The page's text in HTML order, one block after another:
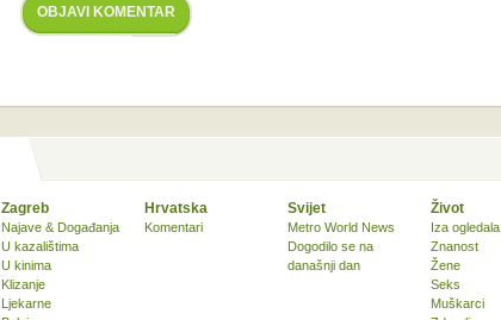
OBJAVI KOMENTAR
Zagreb
Najave & Događanja
U kazalištima
U kinima
Klizanje
Ljekarne
Hrvatska
Komentari
Svijet
Metro World News
Dogodilo se na
današnji dan
Život
Iza ogledala
Znanost
Žene
Seks
Muškarci